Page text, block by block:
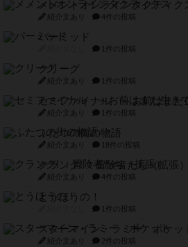
メメントオンラインタクティク
紹介文あり 4件の投稿
パーミッド
1件の投稿
クリーグ
紹介文あり 1件の投稿
セミファイナル ～お前はまだ
紹介文あり 1件の投稿
ふたつの街の物語
紹介文あり 18件の投稿
クランク! ：冒険者たち（拡張）
紹介文あり 4件の投稿
とうほうの！
1件の投稿
スターマイン・ラミー ポケッ
紹介文あり 2件の投稿